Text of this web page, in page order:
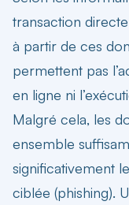
transaction
à partir de ces
permettent pas
en ligne ni
Malgré cela, les
ensemble
significativement
ciblée (phishing).